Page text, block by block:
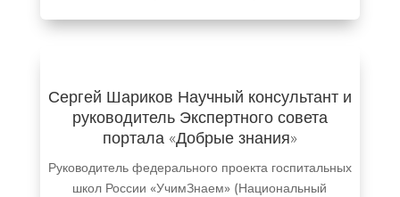
Сергей Шариков Научный консультант и
руководитель Экспертного совета
портала «Добрые знания»
Руководитель федерального проекта госпитальных
школ России «УчимЗнаем» (Национальный